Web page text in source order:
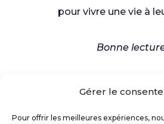
Gérer le
Pour offrir les meilleures expériences,
pour vivre une vie à
Bonne